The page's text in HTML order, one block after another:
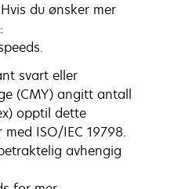
du ønsker mer
svart eller
(CMY) angitt antall
opptil dette
ISO/IEC 19798.
avhengig